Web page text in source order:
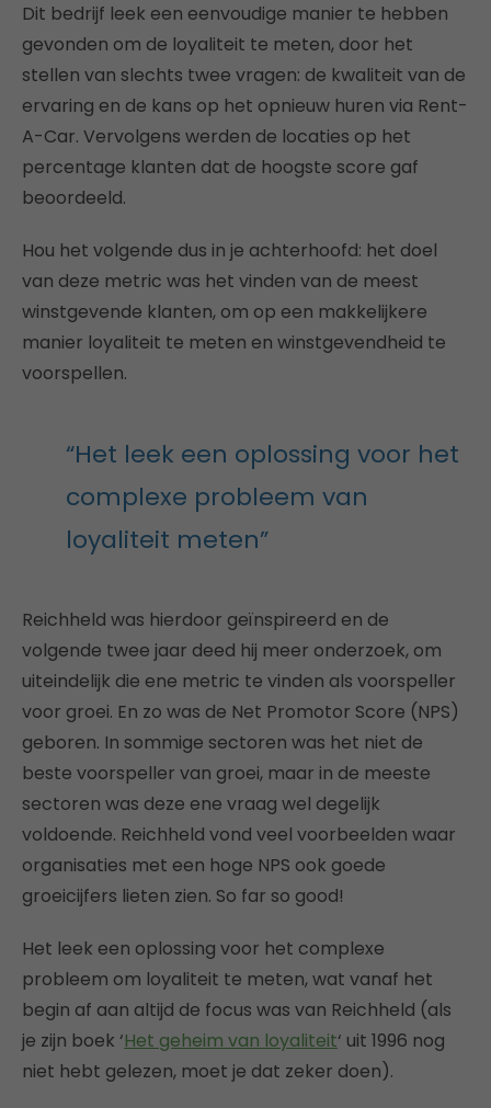
Dit bedrijf leek een eenvoudige manier te hebben
gevonden om de loyaliteit te meten, door het
stellen van slechts twee vragen: de kwaliteit van de
ervaring en de kans op het opnieuw huren via Rent-
A-Car. Vervolgens werden de locaties op het
percentage klanten dat de hoogste score gaf
beoordeeld.
Hou het volgende dus in je achterhoofd: het doel
van deze metric was het vinden van de meest
winstgevende klanten, om op een makkelijkere
manier loyaliteit te meten en winstgevendheid te
voorspellen.
“Het leek een oplossing voor het
complexe probleem van
loyaliteit meten”
Reichheld was hierdoor geïnspireerd en de
volgende twee jaar deed hij meer onderzoek, om
uiteindelijk die ene metric te vinden als voorspeller
voor groei. En zo was de Net Promotor Score (NPS)
geboren. In sommige sectoren was het niet de
beste voorspeller van groei, maar in de meeste
sectoren was deze ene vraag wel degelijk
voldoende. Reichheld vond veel voorbeelden waar
organisaties met een hoge NPS ook goede
groeicijfers lieten zien. So far so good!
Het leek een oplossing voor het complexe
probleem om loyaliteit te meten, wat vanaf het
begin af aan altijd de focus was van Reichheld (als
je zijn boek ‘Het geheim van loyaliteit‘ uit 1996 nog
niet hebt gelezen, moet je dat zeker doen).